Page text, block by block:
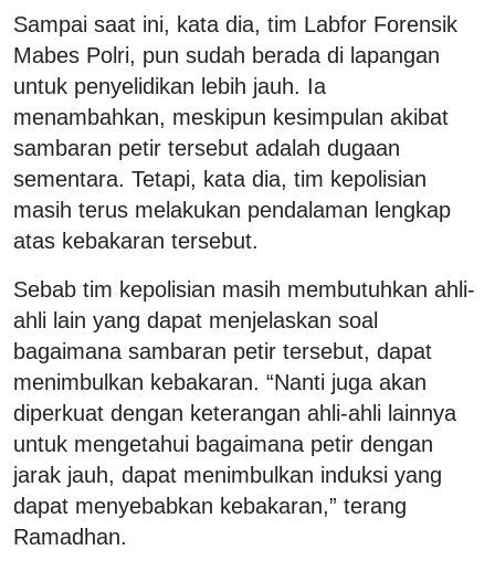
Sampai saat ini, kata dia, tim Labfor Forensik
Mabes Polri, pun sudah berada di lapangan
untuk penyelidikan lebih jauh. Ia
menambahkan, meskipun kesimpulan akibat
sambaran petir tersebut adalah dugaan
sementara. Tetapi, kata dia, tim kepolisian
masih terus melakukan pendalaman lengkap
atas kebakaran tersebut.
Sebab tim kepolisian masih membutuhkan ahli-
ahli lain yang dapat menjelaskan soal
bagaimana sambaran petir tersebut, dapat
menimbulkan kebakaran. “Nanti juga akan
diperkuat dengan keterangan ahli-ahli lainnya
untuk mengetahui bagaimana petir dengan
jarak jauh, dapat menimbulkan induksi yang
dapat menyebabkan kebakaran,” terang
Ramadhan.